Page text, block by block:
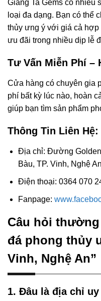
Giang Ta Gems có nhiều
loại đa dạng. Bạn có thể
thủy ưng ý với giá cả
ưu đãi trong nhiều dịp lễ
Tư Vấn Miễn Phí –
Cửa hàng có chuyên gia
phí bất kỳ lúc nào, hoàn
giúp bạn tìm sản phẩm
Thông Tin Liên Hệ:
Địa chỉ: Đường Golden
Bàu, TP. Vinh, Nghệ An
Điện thoại: 0364 070
Fanpage:
Câu hỏi
đá phong thủy
Vinh, Nghệ An”
1. Đâu là địa chỉ